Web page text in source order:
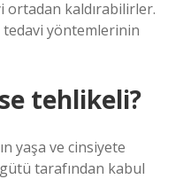
ortadan kaldırabilirler.
yöntemlerinin
tehlikeli?
yaşa ve cinsiyete
tarafından kabul